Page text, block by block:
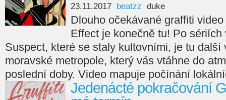
23.11.2017 beatzz duke
Dlouho očekávané graffiti
Effect je konečně tu! Po
Suspect, které se staly kultovními, je tu další
moravské metropole, který vás vtáhne do
poslední doby. Video mapuje počínání
Jedenácté pokračování